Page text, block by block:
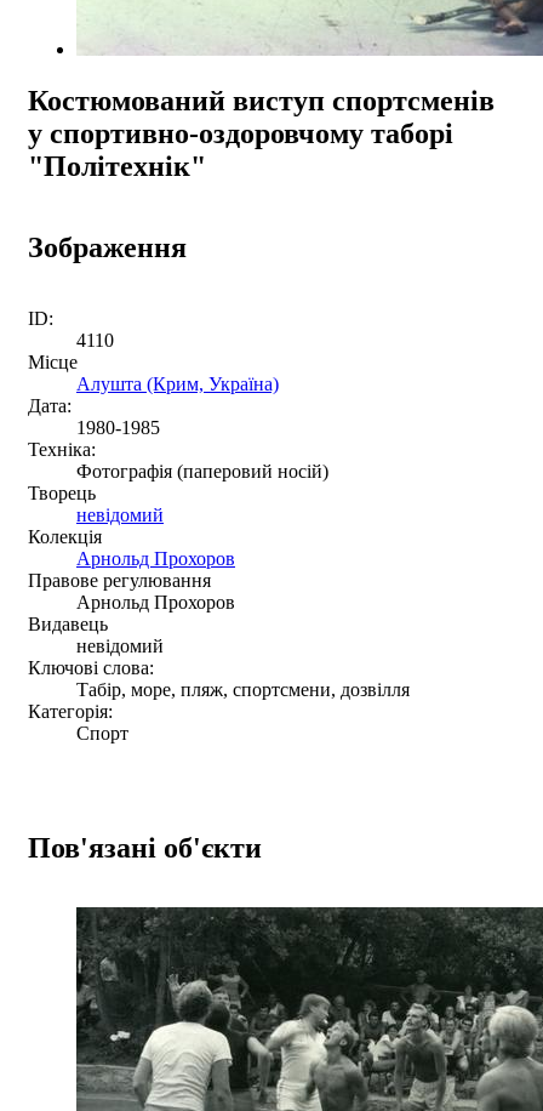
Костюмований виступ спортсменів
у спортивно-оздоровчому таборі
"Політехнік"
Зображення
ID:
4110
Місце
Алушта (Крим, Україна)
Дата:
1980-1985
Техніка:
Фотографія (паперовий носій)
Творець
невідомий
Колекція
Арнольд Прохоров
Правове регулювання
Арнольд Прохоров
Видавець
невідомий
Ключові слова:
Табір, море, пляж, спортсмени, дозвілля
Категорія:
Спорт
Пов'язані об'єкти